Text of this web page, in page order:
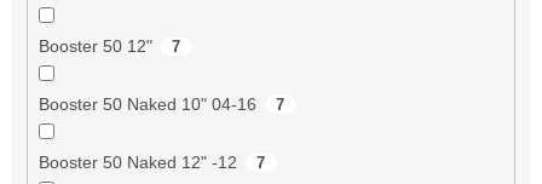
Booster 50 12" 7
Booster 50 Naked 10" 04-16 7
Booster 50 Naked 12" -12 7